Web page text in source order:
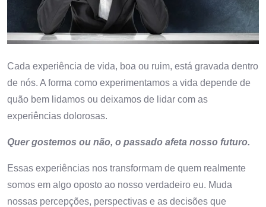
Cada experiência de vida, boa ou ruim, está gravada dentro
de nós. A forma como experimentamos a vida depende de
quão bem lidamos ou deixamos de lidar com as
experiências dolorosas.
Quer gostemos ou não, o passado afeta nosso futuro.
Essas experiências nos transformam de quem realmente
somos em algo oposto ao nosso verdadeiro eu. Muda
nossas percepções, perspectivas e as decisões que